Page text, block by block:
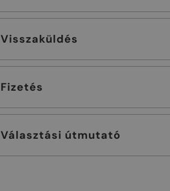
Visszaküldés
Fizetés
Választási útmutató